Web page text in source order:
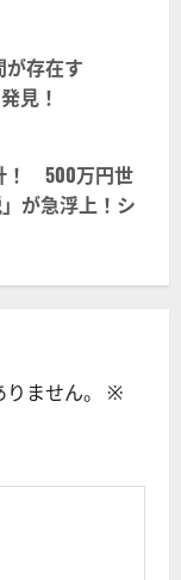
存在す
見！
！ 500万円世
が急浮上！シ
ません。
※